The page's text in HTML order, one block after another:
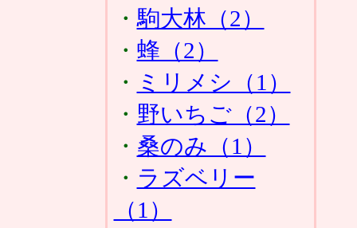
・駒大林（2）
・ 蜂（2）
・ ミリメシ（1）
・ 野いちご（2）
・ 桑のみ（1）
・ ラズベリー
（1）